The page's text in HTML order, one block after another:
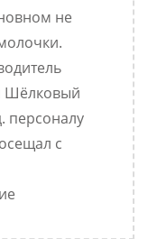
не
Шёлковый
персоналу
с